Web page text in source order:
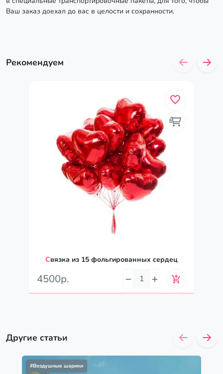
Ваш заказ доехал до вас в целости и сохранности.
Рекомендуем
Связка из 15 фольгированных сердец
4500р.
Другие статьи
#Воздушные шарики